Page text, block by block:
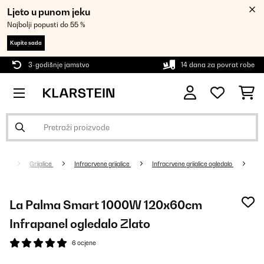
Ljeto u punom jeku
Najbolji popusti do 55 %
Kupite sada
3-godišnje jamstvo 14 dana za povrat robe
Grijalice Infracrvene grijalice Infracrvene grijalice ogledalo
La Palma Smart 1000W 120x60cm
Infrapanel ogledalo Zlato
6 ocjene